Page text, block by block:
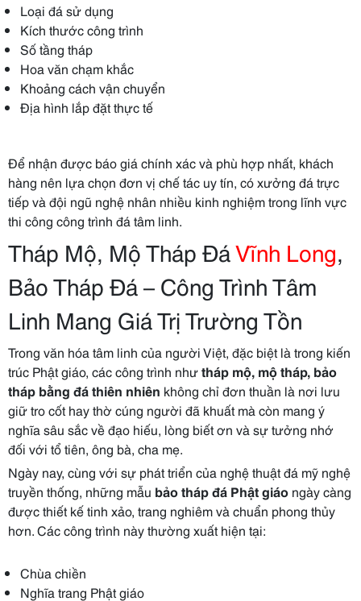
Loại đá sử dụng
Kích thước công trình
Số tầng tháp
Hoa văn chạm khắc
Khoảng cách vận chuyển
Địa hình lắp đặt thực tế
Để nhận được báo giá chính xác và phù hợp nhất, khách
hàng nên lựa chọn đơn vị chế tác uy tín, có xưởng đá trực
tiếp và đội ngũ nghệ nhân nhiều kinh nghiệm trong lĩnh vực
thi công công trình đá tâm linh.
Tháp Mộ, Mộ Tháp ĐáVĩnh Long,
Bảo Tháp Đá – Công Trình Tâm
Linh Mang Giá Trị Trường Tồn
Trong văn hóa tâm linh của người Việt, đặc biệt là trong kiến
trúc Phật giáo, các công trình nhưtháp mộ, mộ tháp, bảo
tháp bằng đá thiên nhiên không chỉ đơn thuần là nơi lưu
giữ tro cốt hay thờ cúng người đã khuất mà còn mang ý
nghĩa sâu sắc về đạo hiếu, lòng biết ơn và sự tưởng nhớ
đối với tổ tiên, ông bà, cha mẹ.
Ngày nay, cùng với sự phát triển của nghệ thuật đá mỹ nghệ
truyền thống, những mẫu bảo tháp đá Phật giáo ngày càng
được thiết kế tinh xảo, trang nghiêm và chuẩn phong thủy
hơn. Các công trình này thường xuất hiện tại:
Chùa chiền
Nghĩa trang Phật giáo